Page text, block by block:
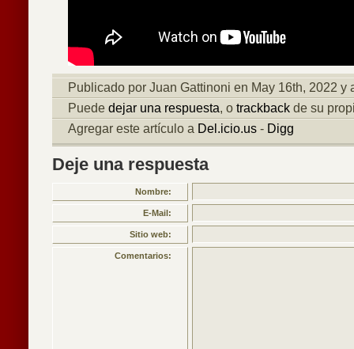
Publicado por Juan Gattinoni en May 16th, 2022
Puede dejar una respuesta, o trackback de su
Agregar este artículo a Del.icio.us - Digg
Deje una respuesta
Nombre:
E-Mail:
Sitio web:
Comentarios: